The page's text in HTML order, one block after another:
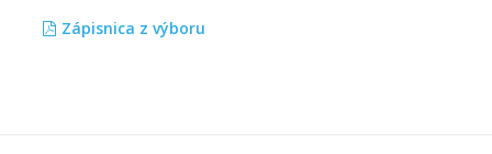
Zápisnica z výboru